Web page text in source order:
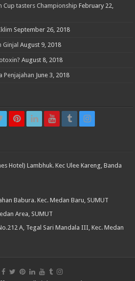
Cup tasters Championship February 22,
September 26, 2018
Ginjal August 9, 2018
August 8, 2018
Penjajahan June 3, 2018
Hotel) Lambhuk. Kec Ulee Kareng, Banda
Babura. Kec. Medan Baru, SUMUT
Area, SUMUT
A, Tegal Sari Mandala III, Kec. Medan